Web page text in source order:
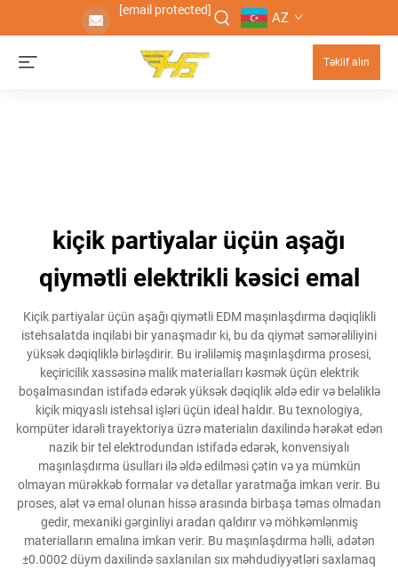
[email protected] AZ
Təklif alın
kiçik partiyalar üçün aşağı
qiymətli elektrikli kəsici emal
Kiçik partiyalar üçün aşağı qiymətli EDM maşınlaşdırma dəqiqlikli
istehsalatda inqilabi bir yanaşmadır ki, bu da qiymət səmərəliliyini
yüksək dəqiqliklə birləşdirir. Bu irəliləmiş maşınlaşdırma prosesi,
keçiricilik xassəsinə malik materialları kəsmək üçün elektrik
boşalmasından istifadə edərək yüksək dəqiqlik əldə edir və beləliklə
kiçik miqyaslı istehsal işləri üçün ideal haldır. Bu texnologiya,
kompüter idarəli trayektoriya üzrə materialın daxilində hərəkət edən
nazik bir tel elektrodundan istifadə edərək, konvensiyalı
maşınlaşdırma üsulları ilə əldə edilməsi çətin və ya mümkün
olmayan mürəkkəb formalar və detallar yaratmağa imkan verir. Bu
proses, alət və emal olunan hissə arasında birbaşa təmas olmadan
gedir, mexaniki gərginliyi aradan qaldırır və möhkəmlənmiş
materialların emalına imkan verir. Bu maşınlaşdırma həlli, adətən
±0.0002 düym daxilində saxlanılan sıx məhdudiyyətləri saxlamaq